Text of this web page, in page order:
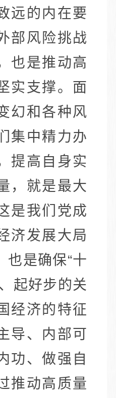
远的内在要
部风险挑战
也是推动高
实支撑。面
幻和各种风
集中精力办
提高自身实
，就是最大
是我们党成
济发展大局
也是确保“十
起好步的关
经济的特征
导、内部可
功、做强自
推动高质量